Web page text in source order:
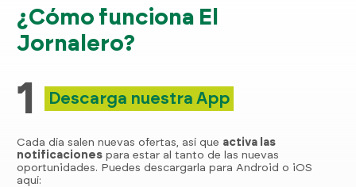
¿Cómo funciona El
Jornalero?
1 Descarga nuestra App
Cada día salen nuevas ofertas, así que activa las
notificaciones para estar al tanto de las nuevas
oportunidades. Puedes descargarla para Android o iOS
aquí: